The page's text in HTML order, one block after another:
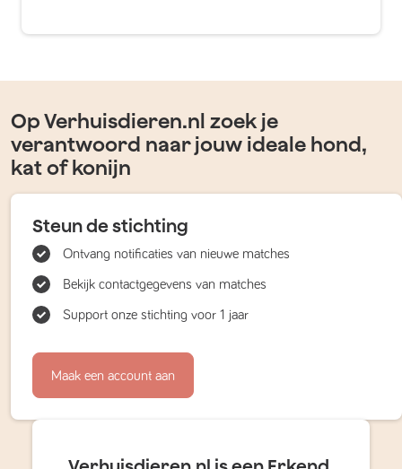
Op Verhuisdieren.nl zoek je
verantwoord naar jouw ideale hond,
kat of konijn
Steun de stichting
Ontvang notificaties van nieuwe matches
Bekijk contactgegevens van matches
Support onze stichting voor 1 jaar
Maak een account aan